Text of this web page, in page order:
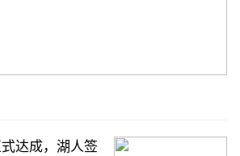
达成，湖人签